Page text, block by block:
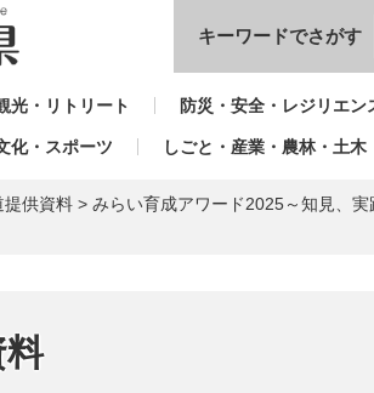
キーワードでさがす
光・リトリート 防災・安全・レジリエン
化・スポーツ しごと・産業・農林・土木
提供資料 > みらい育成アワード2025～知見、